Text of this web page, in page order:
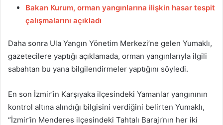
Bakan Kurum, orman yangınlarına ilişkin hasar tespit
çalışmalarını açıkladı
Daha sonra Ula Yangın Yönetim Merkezi’ne gelen Yumaklı,
gazetecilere yaptığı açıklamada, orman yangınlarıyla ilgili
sabahtan bu yana bilgilendirmeler yaptığını söyledi.
En son İzmir’in Karşıyaka ilçesindeki Yamanlar yangınının
kontrol altına alındığı bilgisini verdiğini belirten Yumaklı,
“İzmir’in Menderes ilçesindeki Tahtalı Barajı’nın her iki